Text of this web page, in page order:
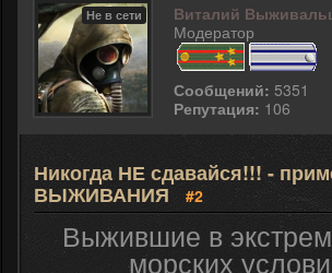
Не в сети
Виталий
Модератор
Сообщений: 5351
Репутация: 106
Никогда НЕ сдавайся!!! -
ВЫЖИВАНИЯ #2
Выжившие в
морских